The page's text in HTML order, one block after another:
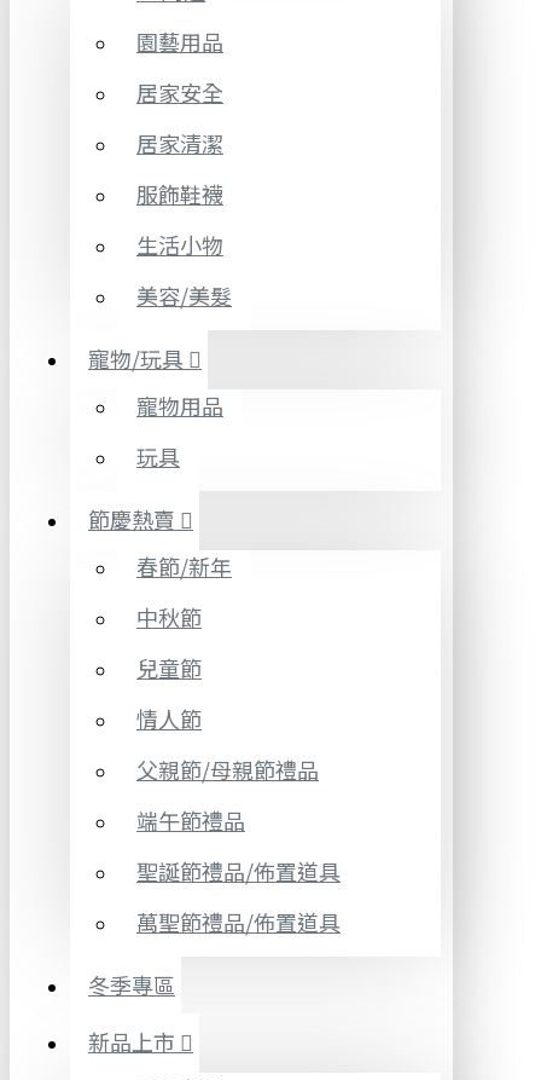
園藝用品
居家安全
居家清潔
服飾鞋襪
生活小物
美容/美髮
寵物/玩具
寵物用品
玩具
節慶熱賣
春節/新年
中秋節
兒童節
情人節
父親節/母親節禮品
端午節禮品
聖誕節禮品/佈置道具
萬聖節禮品/佈置道具
冬季專區
新品上市